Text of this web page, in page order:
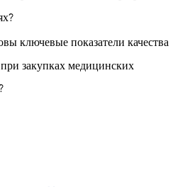
ключевые показатели качества
закупках медицинских